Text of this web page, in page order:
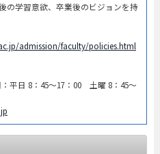
の学習意欲、卒業後のビジョンを持
admission/faculty/policies.html
平日 8：45～17：00 土曜 8：45～